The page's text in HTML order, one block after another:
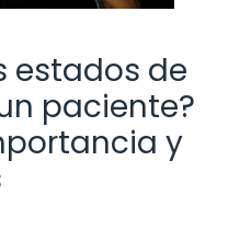
estados de
paciente?
y